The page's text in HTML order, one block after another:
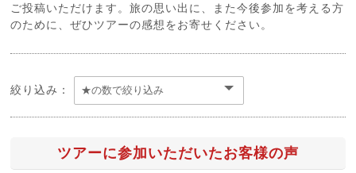
ご投稿いただけます。旅の思い出に、また今後参加を考える方
のために、ぜひツアーの感想をお寄せください。
絞り込み：
ツアーに参加いただいたお客様の声